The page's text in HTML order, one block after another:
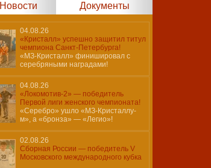
Новости Документы
04.08.26
«Кристалл» успешно защитил титул
чемпиона Санкт-Петербурга!
«МЗ-Кристалл» финишировал с
серебряными наградами!
04.08.26
«Локомотив-2» — победитель
Первой лиги женского чемпионата!
«Серебро» ушло «МЗ-Кристаллу-
м», а «бронза» — «Легио»!
02.08.26
Сборная России — победитель V
Московского международного кубка